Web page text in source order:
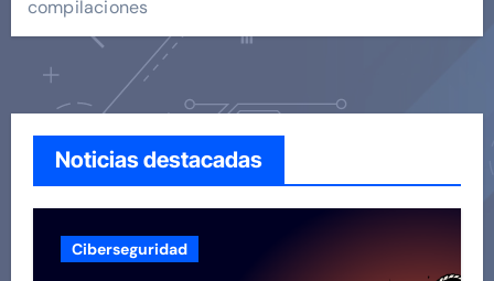
compilaciones
Noticias destacadas
Ciberseguridad